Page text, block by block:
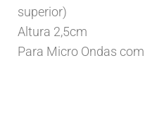
superior)
Altura 2,5cm
Para Micro Ondas